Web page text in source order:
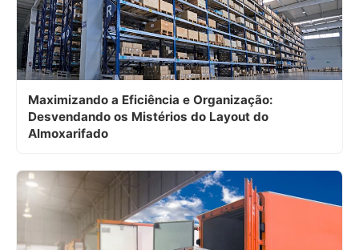
Maximizando a Eficiência e Organização:
Desvendando os Mistérios do Layout do
Almoxarifado